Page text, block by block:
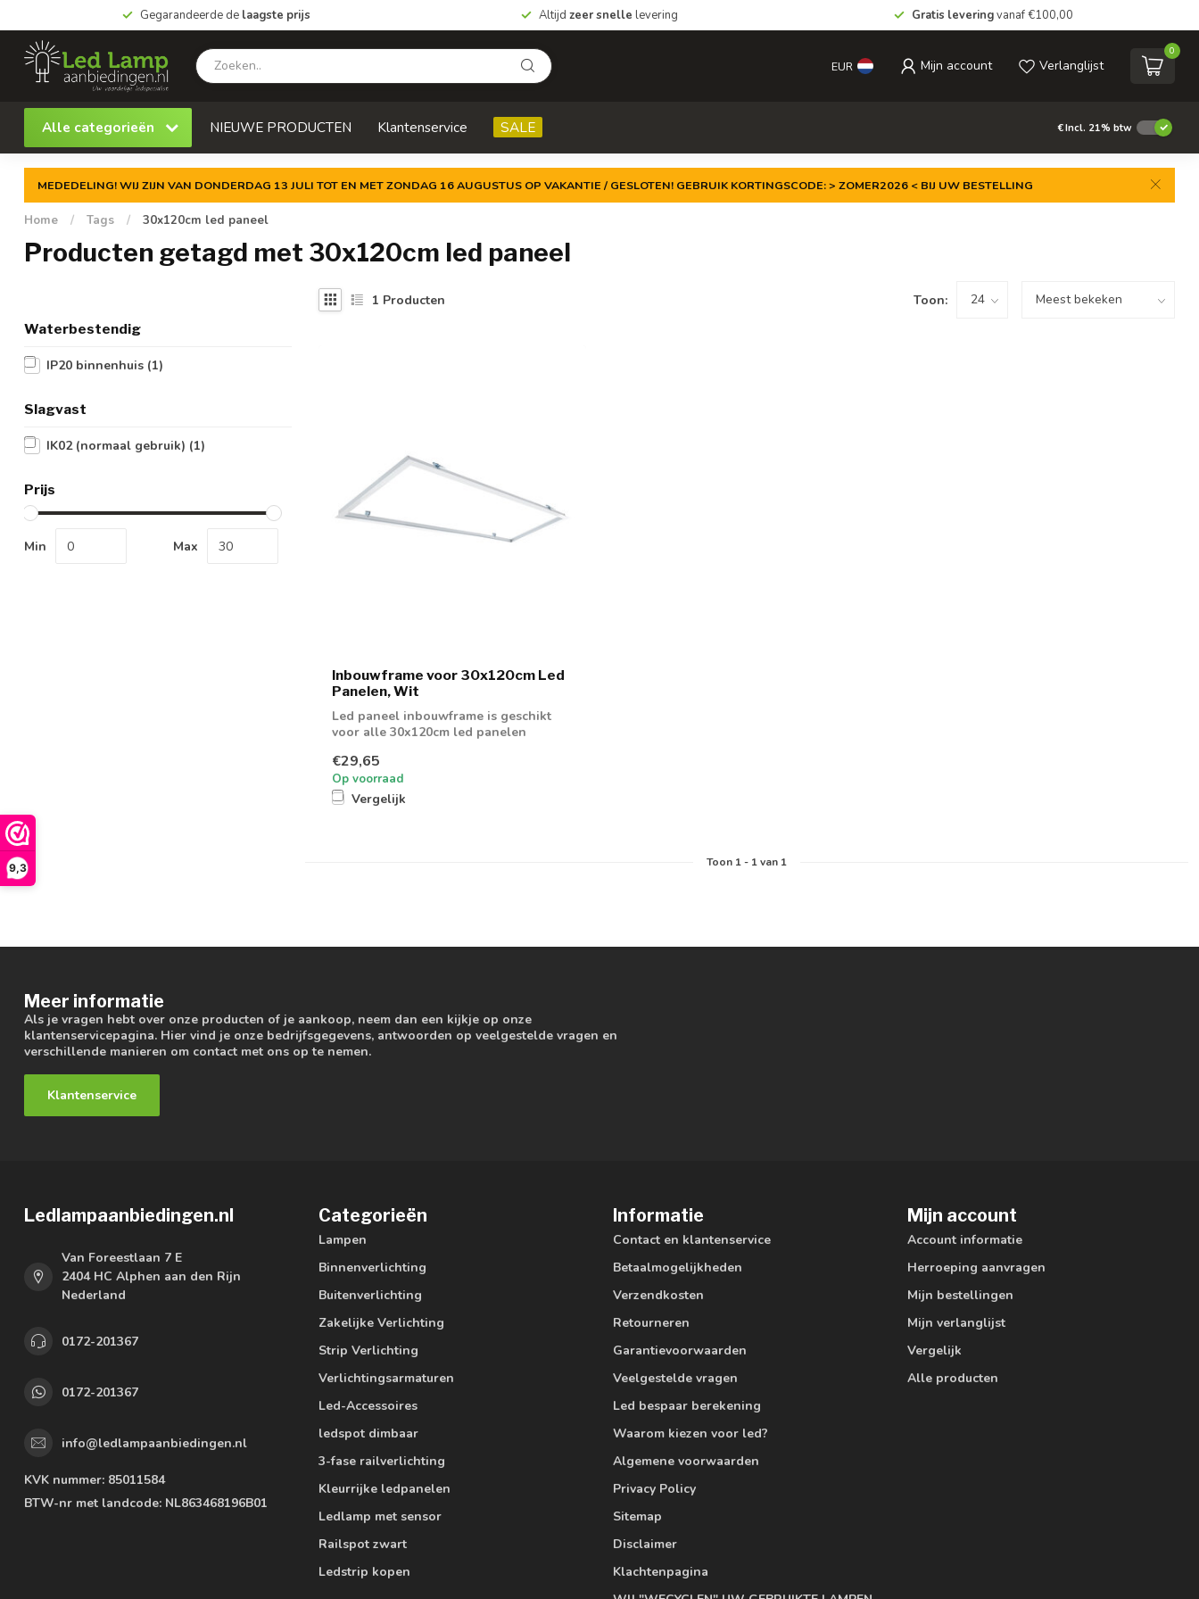
9,3
Gegarandeerde de laagste prijs Altijd zeer snelle levering Gratis leveringvanaf €100,00
EUR Mijn account Verlanglijst
0
Alle categorieën NIEUWE PRODUCTEN Klantenservice SALE €Incl. 21% btw
MEDEDELING! WIJ ZIJN VAN DONDERDAG 13 JULI TOT EN MET ZONDAG 16 AUGUSTUS OP VAKANTIE / GESLOTEN! GEBRUIK KORTINGSCODE: > ZOMER2026 < BIJ UW BESTELLING
Home / Tags / 30x120cm led paneel
Producten getagd met 30x120cm led paneel
Waterbestendig
IP20 binnenhuis (1)
Slagvast
IK02 (normaal gebruik) (1)
Prijs
Min Max
1 Producten Toon:
Inbouwframe voor 30x120cm Led
Panelen, Wit
Led paneel inbouwframe is geschikt
voor alle 30x120cm led panelen
€29,65
Op voorraad
Vergelijk
Toon 1- 1van 1
Meer informatie
Als je vragen hebt over onze producten of je aankoop, neem dan een kijkje op onze
klantenservicepagina. Hier vind je onze bedrijfsgegevens, antwoorden op veelgestelde vragen en
verschillende manieren om contact met ons op te nemen.
Klantenservice
Ledlampaanbiedingen.nl
Van Foreestlaan 7 E
2404 HC Alphen aan den Rijn
Nederland
0172-201367
0172-201367
info@ledlampaanbiedingen.nl
KVK nummer: 85011584
BTW-nr met landcode: NL863468196B01
Categorieën
Lampen
Binnenverlichting
Buitenverlichting
Zakelijke Verlichting
Strip Verlichting
Verlichtingsarmaturen
Led-Accessoires
ledspot dimbaar
3-fase railverlichting
Kleurrijke ledpanelen
Ledlamp met sensor
Railspot zwart
Ledstrip kopen
Informatie
Contact en klantenservice
Betaalmogelijkheden
Verzendkosten
Retourneren
Garantievoorwaarden
Veelgestelde vragen
Led bespaar berekening
Waarom kiezen voor led?
Algemene voorwaarden
Privacy Policy
Sitemap
Disclaimer
Klachtenpagina
Mijn account
Account informatie
Herroeping aanvragen
Mijn bestellingen
Mijn verlanglijst
Vergelijk
Alle producten